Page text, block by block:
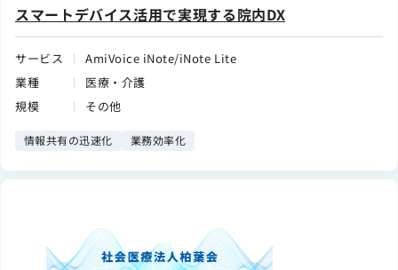
スマートデバイス活用で実現する院内DX
サービス
AmiVoice iNote/iNote Lite
業種
医療・介護
規模
その他
情報共有の迅速化 業務効率化